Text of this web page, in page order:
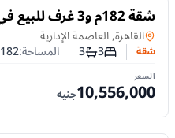
للبيع
الإدارية .
شقةفي
القاهرة, العاصمة الإدارية
شقة عدد غرف النوم
3عدد الحمامات
3 المساحة:182
السعر
10,556,000جنيه